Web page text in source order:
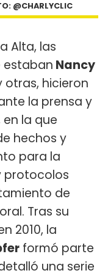
@CHARLYCLIC
Alta, las
estaban Nancy
otras, hicieron
la prensa y
la que
hechos y
para la
protocolos
de
Tras su
2010, la
formó parte
una serie